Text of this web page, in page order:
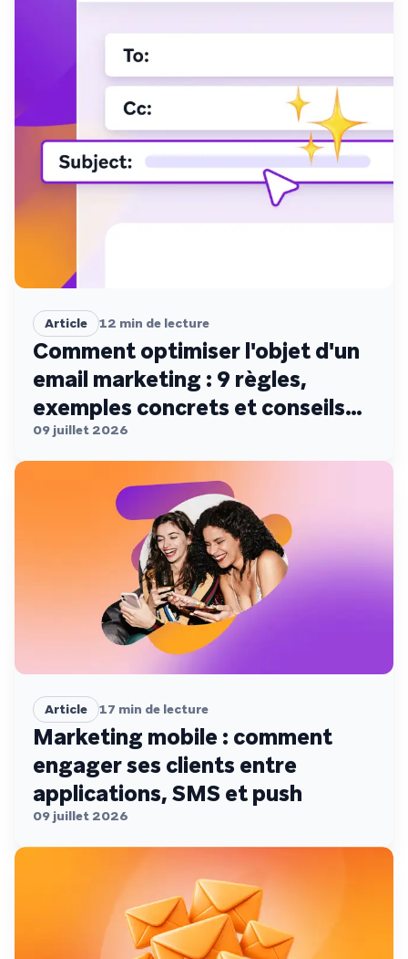
Article 12 min de lecture
Comment optimiser l'objet d'un
email marketing : 9 règles,
exemples concrets et conseils
de conformité
09 juillet 2026
Article 17 min de lecture
Marketing mobile : comment
engager ses clients entre
applications, SMS et push
09 juillet 2026